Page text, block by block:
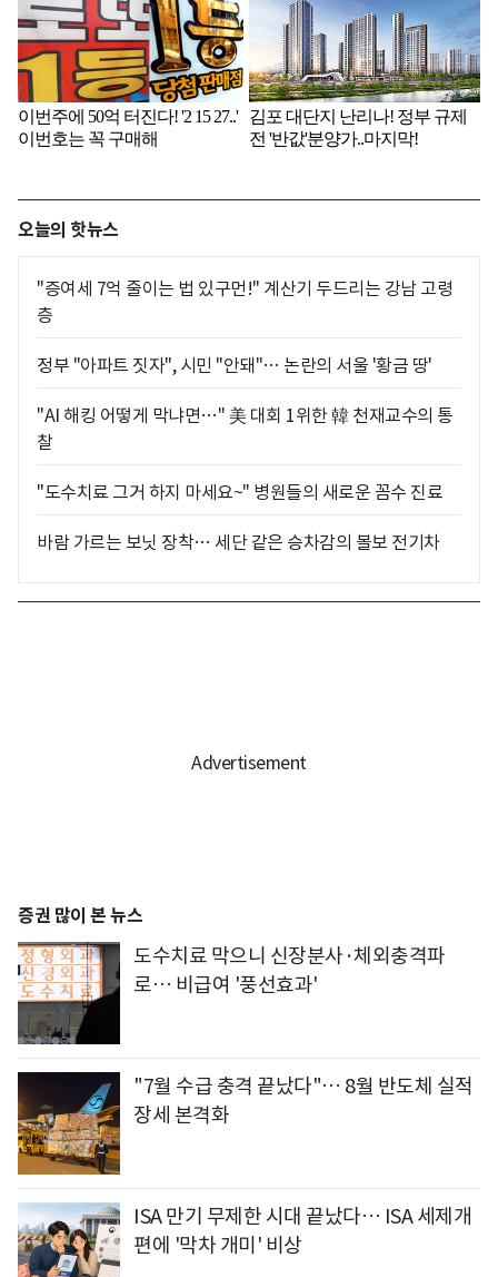
오늘의 핫뉴스
"증여세 7억 줄이는 법 있구먼!" 계산기 두드리는 강남 고령
층
정부 "아파트 짓자", 시민 "안돼"… 논란의 서울 '황금 땅'
"AI 해킹 어떻게 막냐면…" 美 대회 1위한 韓 천재교수의 통
찰
"도수치료 그거 하지 마세요~" 병원들의 새로운 꼼수 진료
바람 가르는 보닛 장착… 세단 같은 승차감의 볼보 전기차
증권 많이 본 뉴스
도수치료 막으니 신장분사·체외충격파
로… 비급여 '풍선효과'
"7월 수급 충격 끝났다"… 8월 반도체 실적
장세 본격화
ISA 만기 무제한 시대 끝났다… ISA 세제개
편에 '막차 개미' 비상